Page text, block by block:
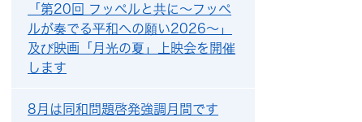
「第20回 フッペルと共に～フッペ
ルが奏でる平和への願い2026～」
及び映画「月光の夏」上映会を開催
します
8月は同和問題啓発強調月間です